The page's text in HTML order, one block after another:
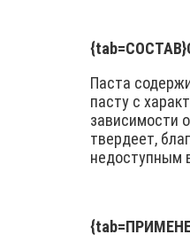
{tab=СОСТАВ}
Паста
пасту с
зависимости
твердеет,
недоступным